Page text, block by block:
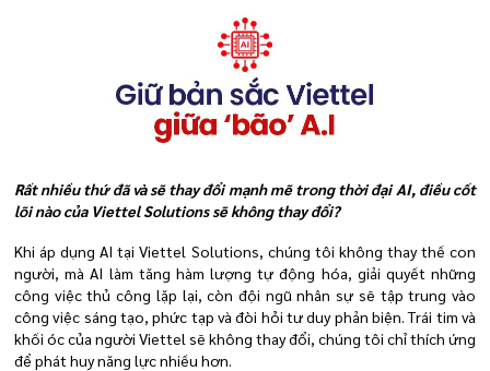
Rất nhiều thứ đã và sẽ thay đổi mạnh mẽ trong thời đại AI, điều cốt
lõi nào của Viettel Solutions sẽ không thay đổi?
Khi áp dụng AI tại Viettel Solutions, chúng tôi không thay thế con
người, mà AI làm tăng hàm lượng tự động hóa, giải quyết những
công việc thủ công lặp lại, còn đội ngũ nhân sự sẽ tập trung vào
công việc sáng tạo, phức tạp và đòi hỏi tư duy phản biện. Trái tim và
khối óc của người Viettel sẽ không thay đổi, chúng tôi chỉ thích ứng
để phát huy năng lực nhiều hơn.